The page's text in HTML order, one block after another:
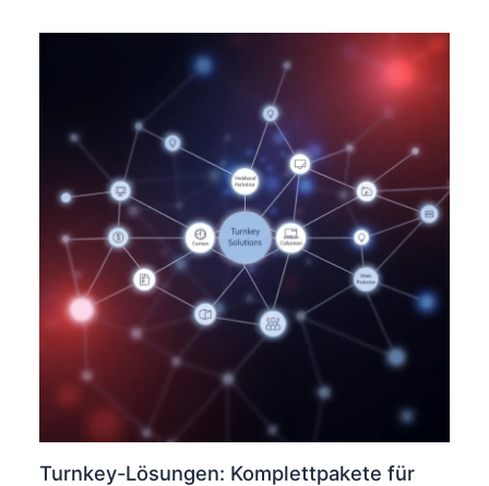
Turnkey-Lösungen: Komplettpakete für